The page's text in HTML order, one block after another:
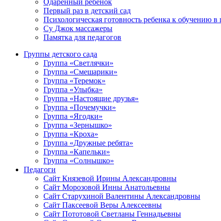
Одаренный ребенок
Первый раз в детский сад
Психологическая готовность ребенка к обучению в
Су Джок массажеры
Памятка для педагогов
Группы детского сада
Группа «Светлячки»
Группа «Смешарики»
Группа «Теремок»
Группа «Улыбка»
Группа «Настоящие друзья»
Группа «Почемучки»
Группа «Ягодки»
Группа «Зернышко»
Группа «Кроха»
Группа «Дружные ребята»
Группа «Капельки»
Группа «Солнышко»
Педагоги
Сайт Князевой Ирины Александровны
Сайт Морозовой Инны Анатольевны
Сайт Старухиной Валентины Александровны
Сайт Паксеевой Веры Алексеевны
Сайт Пототовой Светланы Геннадьевны